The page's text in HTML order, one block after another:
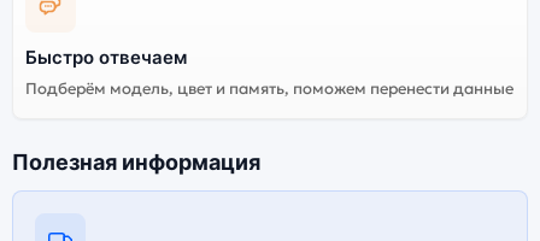
она полностью адаптирована и поддерживает все
но корректная работа сервисов не гарантируется.
Быстро отвечаем
Подберём модель, цвет и память, поможем перенести данные
Полезная информация